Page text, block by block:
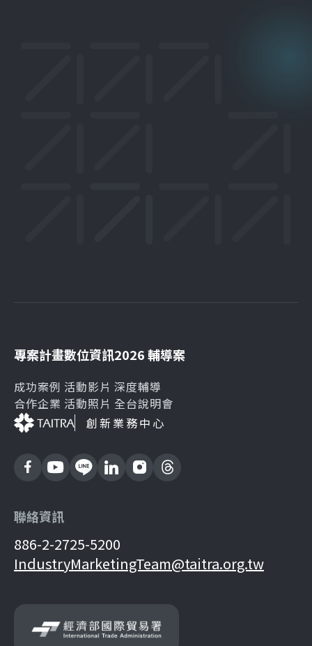
專案計畫
成功案例
合作企業
數位資訊
活動影片
活動照片
2026 輔導案
深度輔導
全台說明會
創新業務中心
聯絡資訊
886-2-2725-5200
IndustryMarketingTeam@taitra.org.tw